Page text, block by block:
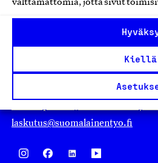
välttämättömiä, jotta sivut
Kiellä
00130 Helsinki
laskutus@suomalainentyo.fi